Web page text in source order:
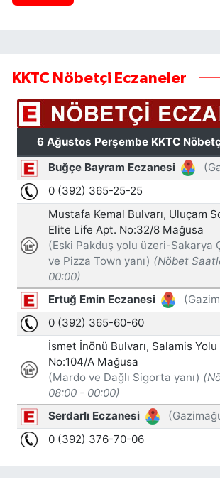
KKTC Nöbetçi Eczaneler